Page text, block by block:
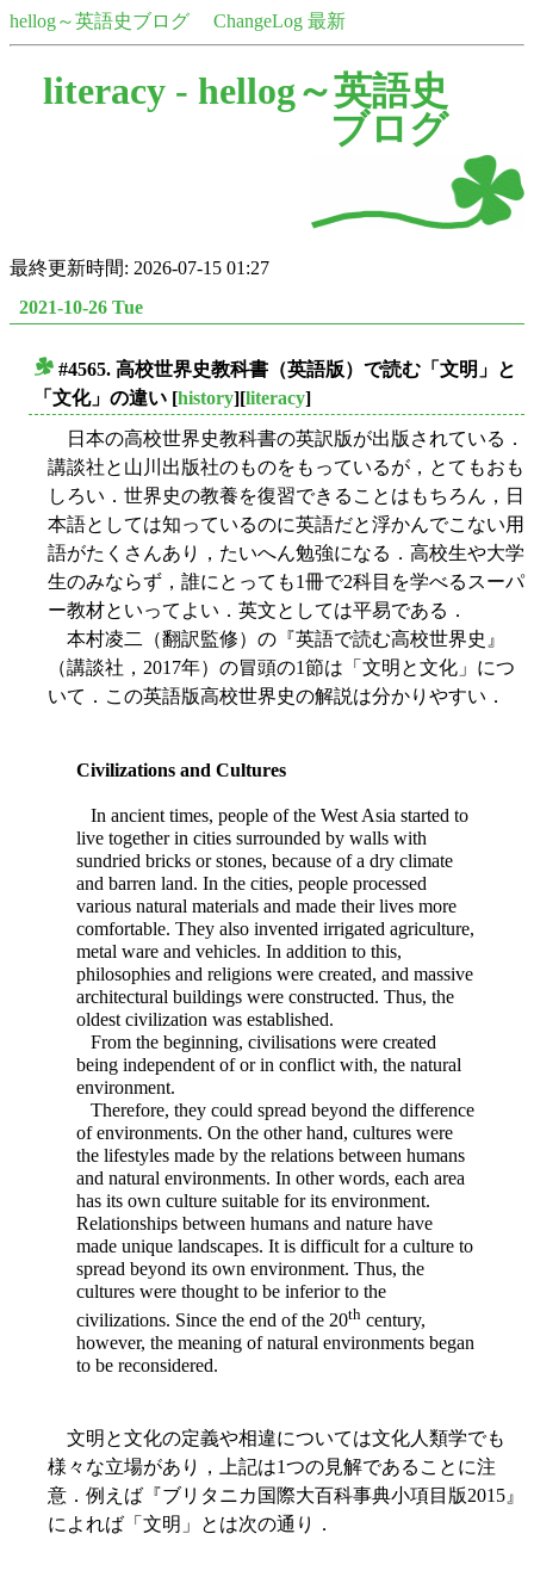
hellog～英語史ブログ ChangeLog 最新
literacy - hellog～英語史
ブログ
最終更新時間: 2026-07-15 01:27
2021-10-26 Tue
#4565. 高校世界史教科書（英語版）で読む「文明」と
「文化」の違い [history][literacy]
日本の高校世界史教科書の英訳版が出版されている．
講談社と山川出版社のものをもっているが，とてもおも
しろい．世界史の教養を復習できることはもちろん，日
本語としては知っているのに英語だと浮かんでこない用
語がたくさんあり，たいへん勉強になる．高校生や大学
生のみならず，誰にとっても1冊で2科目を学べるスーパ
ー教材といってよい．英文としては平易である．
本村凌二（翻訳監修）の『英語で読む高校世界史』
（講談社，2017年）の冒頭の1節は「文明と文化」につ
いて．この英語版高校世界史の解説は分かりやすい．
Civilizations and Cultures
In ancient times, people of the West Asia started to
live together in cities surrounded by walls with
sundried bricks or stones, because of a dry climate
and barren land. In the cities, people processed
various natural materials and made their lives more
comfortable. They also invented irrigated agriculture,
metal ware and vehicles. In addition to this,
philosophies and religions were created, and massive
architectural buildings were constructed. Thus, the
oldest civilization was established.
From the beginning, civilisations were created
being independent of or in conflict with, the natural
environment.
Therefore, they could spread beyond the difference
of environments. On the other hand, cultures were
the lifestyles made by the relations between humans
and natural environments. In other words, each area
has its own culture suitable for its environment.
Relationships between humans and nature have
made unique landscapes. It is difficult for a culture to
spread beyond its own environment. Thus, the
cultures were thought to be inferior to the
civilizations. Since the end of the 20th century,
however, the meaning of natural environments began
to be reconsidered.
文明と文化の定義や相違については文化人類学でも
様々な立場があり，上記は1つの見解であることに注
意．例えば『ブリタニカ国際大百科事典小項目版2015』
によれば「文明」とは次の通り．